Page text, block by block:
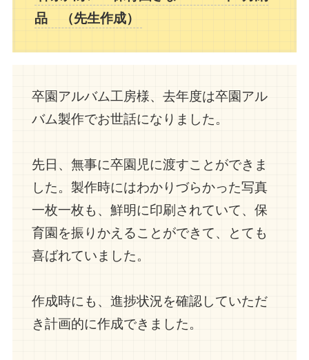
品 （先生作成）
卒園アルバム工房様、去年度は卒園アル
バム製作でお世話になりました。
先日、無事に卒園児に渡すことができま
した。製作時にはわかりづらかった写真
一枚一枚も、鮮明に印刷されていて、保
育園を振りかえることができて、とても
喜ばれていました。
作成時にも、進捗状況を確認していただ
き計画的に作成できました。